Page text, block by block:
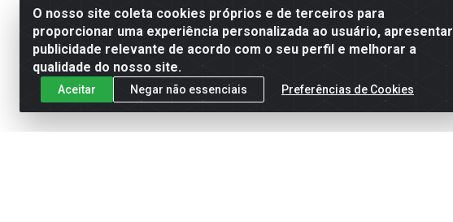
O nosso site coleta cookies próprios e de terceiros para
proporcionar uma experiência personalizada ao usuário, apresentar
publicidade relevante de acordo com o seu perfil e melhorar a
qualidade do nosso site.
Aceitar Negar não essenciais Preferências de Cookies